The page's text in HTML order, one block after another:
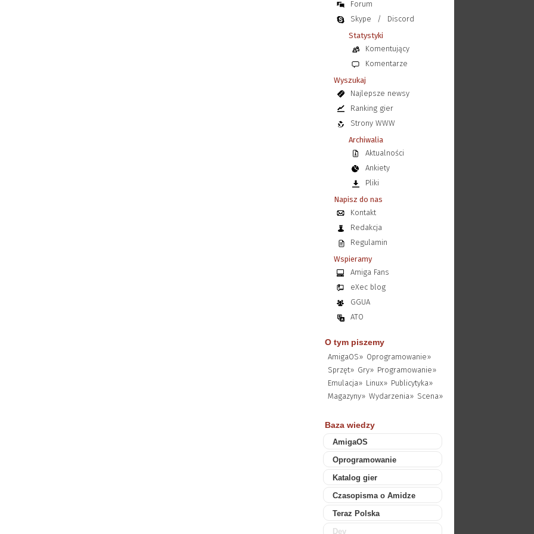
Forum
Skype
/
Discord
Statystyki
Komentujący
Komentarze
Wyszukaj
Najlepsze newsy
Ranking gier
Strony WWW
Archiwalia
Aktualności
Ankiety
Pliki
Napisz do nas
Kontakt
Redakcja
Regulamin
Wspieramy
Amiga Fans
eXec blog
GGUA
ATO
O tym piszemy
AmigaOS» Oprogramowanie»
Sprzęt» Gry» Programowanie»
Emulacja» Linux» Publicytyka»
Magazyny» Wydarzenia» Scena»
Baza wiedzy
AmigaOS
Oprogramowanie
Katalog gier
Czasopisma o Amidze
Teraz Polska
Dev